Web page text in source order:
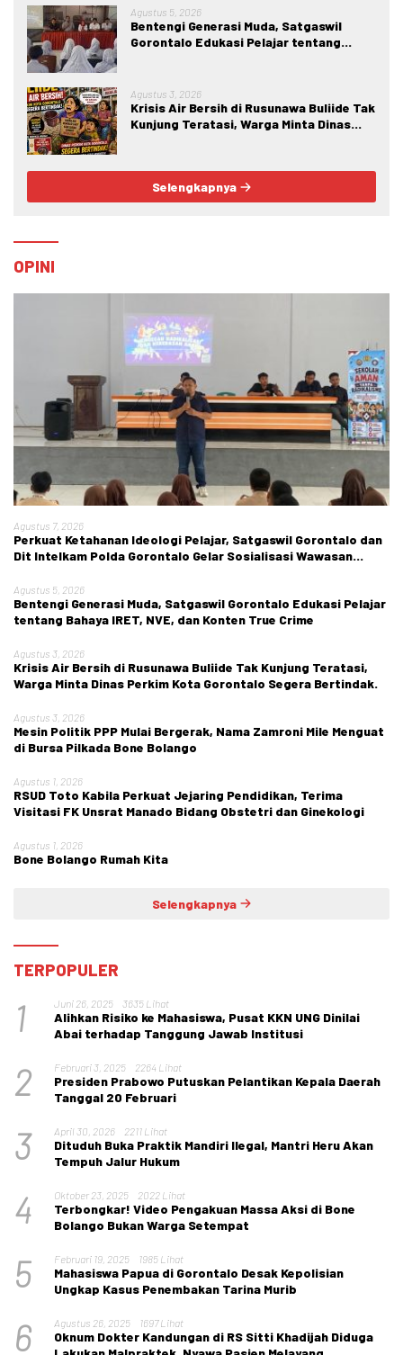
Kabila
Agustus 5, 2026
Bentengi Generasi Muda, Satgaswil
Gorontalo Edukasi Pelajar tentang
Agustus 3, 2026
Krisis Air Bersih di Rusunawa Buliide Tak
Kunjung Teratasi, Warga Minta Dinas
Selengkapnya
OPINI
Agustus 7, 2026
Perkuat Ketahanan Ideologi Pelajar, Satgaswil Gorontalo dan
Dit Intelkam Polda Gorontalo Gelar Sosialisasi Wawasan
Agustus 5, 2026
Bentengi Generasi Muda, Satgaswil Gorontalo Edukasi Pelajar
tentang Bahaya IRET, NVE, dan Konten True Crime
Agustus 3, 2026
Krisis Air Bersih di Rusunawa Buliide Tak Kunjung Teratasi,
Warga Minta Dinas Perkim Kota Gorontalo Segera Bertindak.
Agustus 3, 2026
Mesin Politik PPP Mulai Bergerak, Nama Zamroni Mile Menguat
di Bursa Pilkada Bone Bolango
Agustus 1, 2026
RSUD Toto Kabila Perkuat Jejaring Pendidikan, Terima
Visitasi FK Unsrat Manado Bidang Obstetri dan Ginekologi
Agustus 1, 2026
Bone Bolango Rumah Kita
Selengkapnya
TERPOPULER
1 Juni 26, 2025 3635 Lihat
Alihkan Risiko ke Mahasiswa, Pusat KKN UNG Dinilai
Abai terhadap Tanggung Jawab Institusi
2 Februari 3, 2025 2264 Lihat
Presiden Prabowo Putuskan Pelantikan Kepala Daerah
Tanggal 20 Februari
3 April 30, 2026 2211 Lihat
Dituduh Buka Praktik Mandiri Ilegal, Mantri Heru Akan
Tempuh Jalur Hukum
4 Oktober 23, 2025 2022 Lihat
Terbongkar! Video Pengakuan Massa Aksi di Bone
Bolango Bukan Warga Setempat
5 Februari 19, 2025 1985 Lihat
Mahasiswa Papua di Gorontalo Desak Kepolisian
Ungkap Kasus Penembakan Tarina Murib
6 Agustus 26, 2025 1697 Lihat
Oknum Dokter Kandungan di RS Sitti Khadijah Diduga